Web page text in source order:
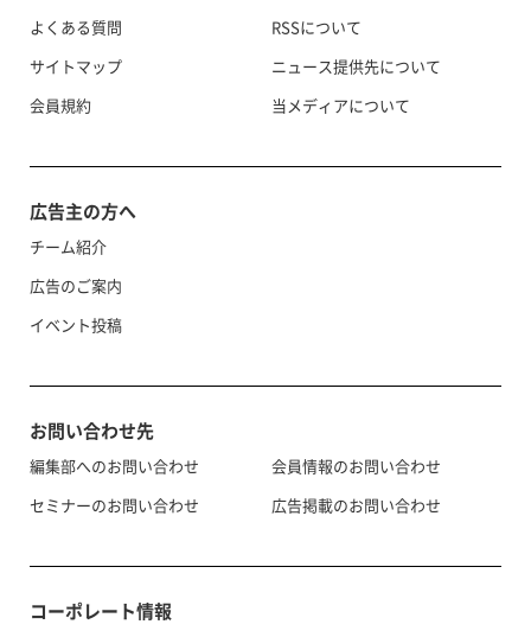
よくある質問
サイトマップ
会員規約
RSSについて
ニュース提供先について
当メディアについて
広告主の方へ
チーム紹介
広告のご案内
イベント投稿
お問い合わせ先
編集部へのお問い合わせ
セミナーのお問い合わせ
会員情報のお問い合わせ
広告掲載のお問い合わせ
コーポレート情報